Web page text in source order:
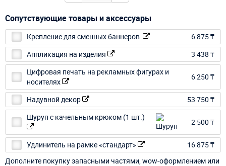
Сопутствующие товары и аксессуары
Крепление для сменных баннеров
6 875 ₸
Аппликация на изделия
3 438 ₸
Цифровая печать на рекламных фигурах и
носителях
6 250 ₸
Надувной декор
53 750 ₸
Шуруп с качельным крюком (1 шт.)
2 500 ₸
Удлинитель на рамке «стандарт»
16 875 ₸
Дополните покупку запасными частями, wow-оформлением или